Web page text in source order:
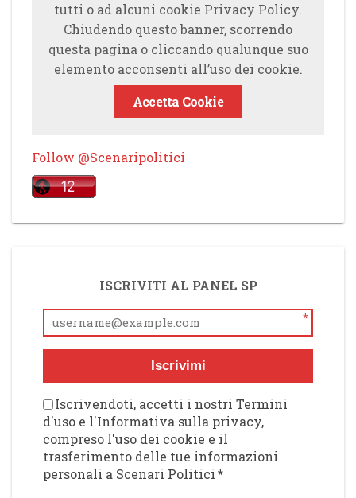
tutti o ad alcuni cookie Privacy Policy.
Chiudendo questo banner, scorrendo
questa pagina o cliccando qualunque suo
elemento acconsenti all’uso dei cookie.
Accetta Cookie
Follow @Scenaripolitici
ISCRIVITI AL PANEL SP
*
Iscrivimi
Iscrivendoti, accetti i nostri Termini
d'uso e l'Informativa sulla privacy,
compreso l'uso dei cookie e il
trasferimento delle tue informazioni
personali a Scenari Politici*